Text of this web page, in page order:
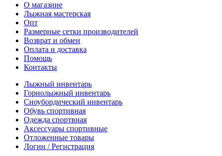
О магазине
Лыжная мастерская
Опт
Размерные сетки производителей
Возврат и обмен
Оплата и доставка
Помощь
Контакты
Лыжный инвентарь
Горнолыжный инвентарь
Сноубордический инвентарь
Обувь спортивная
Одежда спортвная
Аксессуары спортивные
Отложенные товары
Логин / Регистрация